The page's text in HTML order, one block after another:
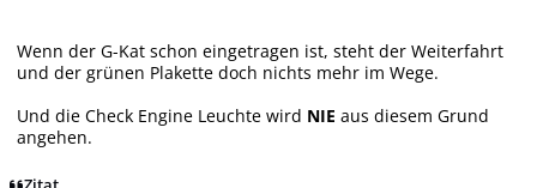
Wenn der G-Kat schon eingetragen ist, steht der Weiterfahrt
und der grünen Plakette doch nichts mehr im Wege.
Und die Check Engine Leuchte wird NIE aus diesem Grund
angehen.